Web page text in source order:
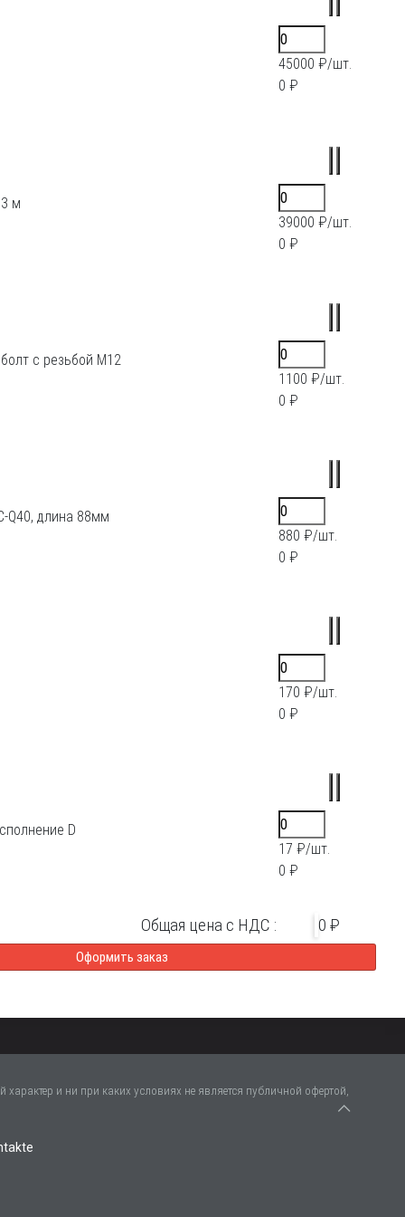
45000 ₽/шт.
0 ₽
м
39000 ₽/шт.
0 ₽
с резьбой М12
1100 ₽/шт.
0 ₽
Q40, длина 88мм
880 ₽/шт.
0 ₽
170 ₽/шт.
0 ₽
D
17 ₽/шт.
0 ₽
Общая цена с НДС : 0 ₽
и ни при каких условиях не является публичной офертой,